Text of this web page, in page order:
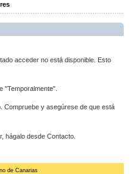
acceder no está disponible. Esto
"Temporalmente".
Compruebe y asegúrese de que está
hágalo desde Contacto.
de Canarias